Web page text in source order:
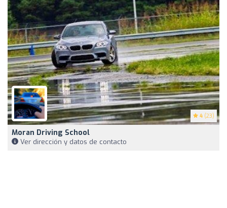
4 (23)
Moran Driving School
Ver dirección y datos de contacto